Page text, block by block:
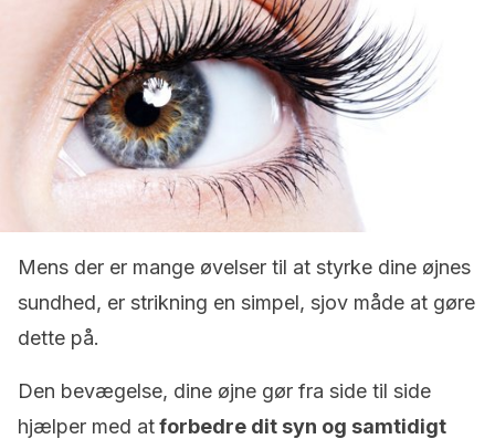
Mens der er mange øvelser til at styrke dine øjnes
sundhed, er strikning en simpel, sjov måde at gøre
dette på.
Den bevægelse, dine øjne gør fra side til side
hjælper med atforbedre dit syn og samtidigt